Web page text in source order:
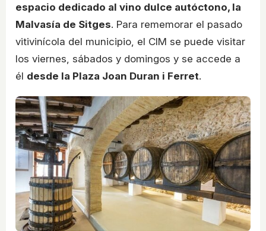
espacio dedicado al vino dulce autóctono, la
Malvasía de Sitges. Para rememorar el pasado
vitivinícola del municipio, el CIM se puede visitar
los viernes, sábados y domingos y se accede a
él desde la Plaza Joan Duran i Ferret.